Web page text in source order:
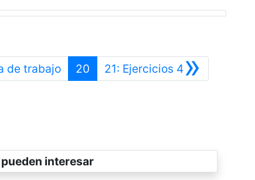
de trabajoAnterior
20 »
21: Ejercicios 4Siguiente
interesar